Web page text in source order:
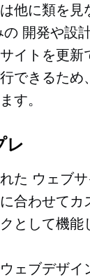
他に類を見
の 開発や設
イトを更新
できるため
す。
レ
た ウェブ
合わせてカ
として機能
ェブデザイ